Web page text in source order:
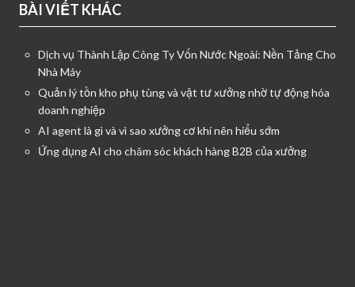
BÀI VIẾT KHÁC
Dịch vụ Thành Lập Công Ty Vốn Nước Ngoài: Nền Tảng Cho
Nhà Máy
Quản lý tồn kho phụ tùng và vật tư xưởng nhờ tự động hóa
doanh nghiệp
AI agent là gì và vì sao xưởng cơ khí nên hiểu sớm
Ứng dụng AI cho chăm sóc khách hàng B2B của xưởng